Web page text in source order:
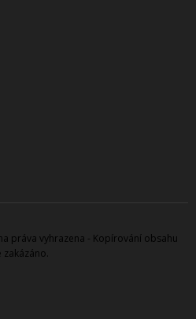
práva vyhrazena - Kopírování obsahu
zakázáno.